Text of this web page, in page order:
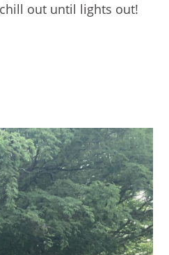
out until lights out!